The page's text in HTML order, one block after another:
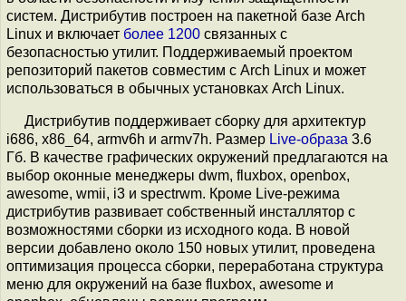
систем. Дистрибутив построен на пакетной базе Arch
Linux и включает более 1200 связанных с
безопасностью утилит. Поддерживаемый проектом
репозиторий пакетов совместим с Arch Linux и может
использоваться в обычных установках Arch Linux.
Дистрибутив поддерживает сборку для архитектур
i686, x86_64, armv6h и armv7h. Размер Live-образа 3.6
Гб. В качестве графических окружений предлагаются на
выбор оконные менеджеры dwm, fluxbox, openbox,
awesome, wmii, i3 и spectrwm. Кроме Live-режима
дистрибутив развивает собственный инсталлятор с
возможностями сборки из исходного кода. В новой
версии добавлено около 150 новых утилит, проведена
оптимизация процесса сборки, переработана структура
меню для окружений на базе fluxbox, awesome и